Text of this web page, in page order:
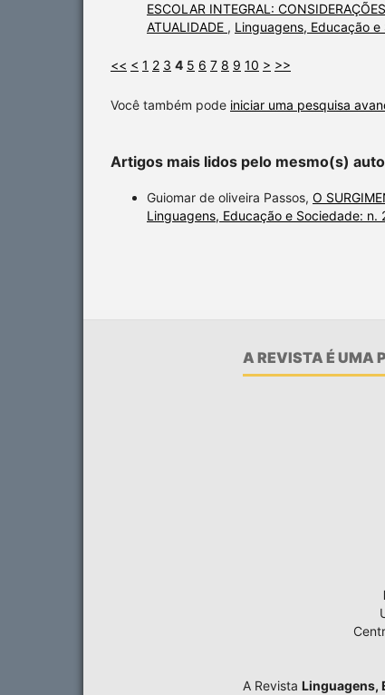
ESCOLAR INTEGRAL:
ATUALIDADE , Linguagens, Educação
<< < 1 2 3 4 5 6 7 8 9 10 > >>
Você também pode iniciar uma pesquisa
Artigos mais lidos pelo mesmo(s)
Guiomar de oliveira Passos, O
Linguagens, Educação e Sociedade: n.
A REVISTA É UMA
A Revista Linguagens,